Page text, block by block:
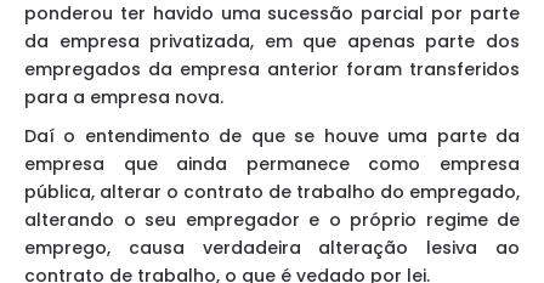
ponderou ter havido uma sucessão parcial por parte
da empresa privatizada, em que apenas parte dos
empregados da empresa anterior foram transferidos
para a empresa nova.
Daí o entendimento de que se houve uma parte da
empresa que ainda permanece como empresa
pública, alterar o contrato de trabalho do empregado,
alterando o seu empregador e o próprio regime de
emprego, causa verdadeira alteração lesiva ao
contrato de trabalho, o que é vedado por lei.